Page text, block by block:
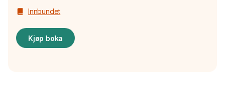
Innbundet
Kjøp boka